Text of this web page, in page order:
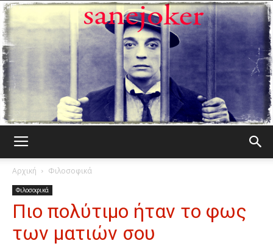
Αρχική Φιλοσοφικά
Φιλοσοφικά
Πιο πολύτιμο ήταν το φως
των ματιών σου